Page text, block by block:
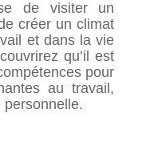
de visiter un
créer un climat
et dans la vie
qu’il est
pour
au travail,